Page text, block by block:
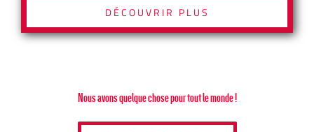
DÉCOUVRIR PLUS
Nous avons quelque chose pour tout le monde !